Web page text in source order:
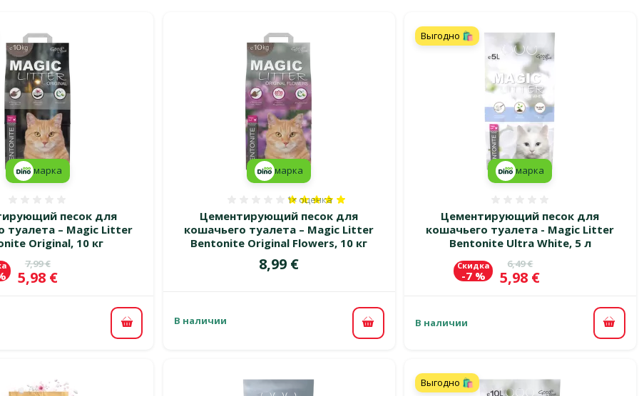
песок для
туалета – Magic Litter
Original, 10 кг
Исходная цена
7,99 €
Цена
5,98 €
марка
В корзину
Цементирующий песок для
кошачьего туалета – Magic Litter
Bentonite Original Flowers, 10 кг
Оценка 100%, количество оценок: 1
1× оценка
Цена
8,99 €
марка
В наличии
В корзину
Цементирующий песок для
кошачьего туалета - Magic Litter
Bentonite Ultra White, 5 л
Исходная цена
6,49 €
Цена
5,98 €
Скидка
-7 %
Выгодно 🛍️
марка
В наличии В
Выгодно 🛍️